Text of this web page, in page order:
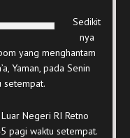
Sedikit
nya
yang menghantam
Yaman, pada Senin
Negeri RI Retno
pagi waktu setempat.